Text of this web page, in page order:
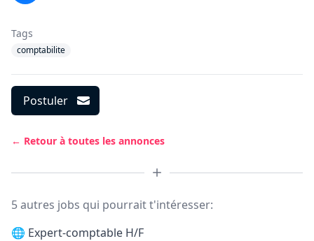
Tags
comptabilite
Postuler
← Retour à toutes les annonces
5 autres jobs qui pourrait t'intéresser:
🌐 Expert-comptable H/F